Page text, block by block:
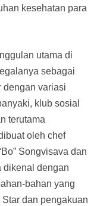
kesehatan para
utama di
sebagai
dengan variasi
klub sosial
terutama
oleh chef
Songvisava dan
dikenal dengan
bahan yang
dan pengakuan